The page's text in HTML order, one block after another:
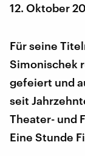
12. Oktober
Für seine
Simonischek
gefeiert und
seit
Theater- und
Eine Stunde